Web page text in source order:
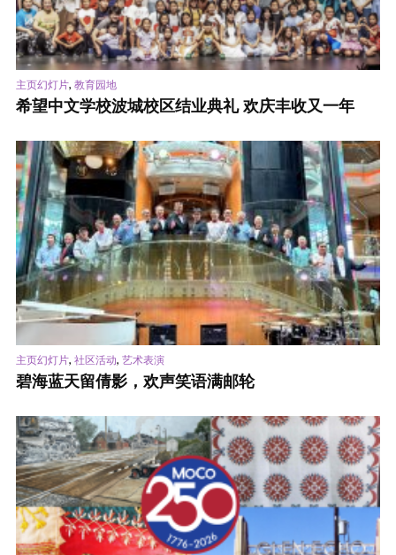
主页幻灯片, 教育园地
希望中文学校波城校区结业典礼 欢庆丰收又一年
主页幻灯片, 社区活动, 艺术表演
碧海蓝天留倩影，欢声笑语满邮轮